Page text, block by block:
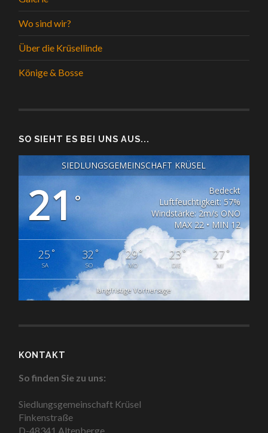
Wo sind wir?
Über die Krüsellinde
Könige & Bosse
SO SIEHT ES BEI UNS AUS...
SIEDLUNGSGEMEINSCHAFT KRÜSEL
21°
Bedeckt
Luftfeuchtigkeit: 57%
Windstärke: 2m/s ONO
MAX 22 • MIN 12
25°
SA
32 °
SO
29°
MO
23°
DIE
27°
MI
langfristige Vorhersage
KONTAKT
So finden Sie zu uns:
Siedlungsgemeinschaft Krüsel
Finkenstraße
D-48341 Altenberge